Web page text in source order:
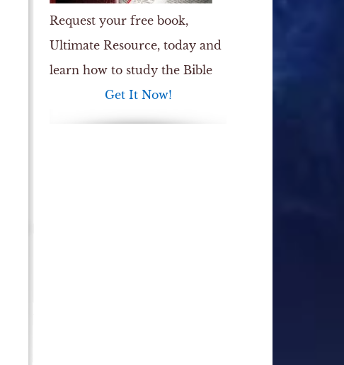
Request your free book,
Ultimate Resource, today and
learn how to study the Bible
Get It Now!